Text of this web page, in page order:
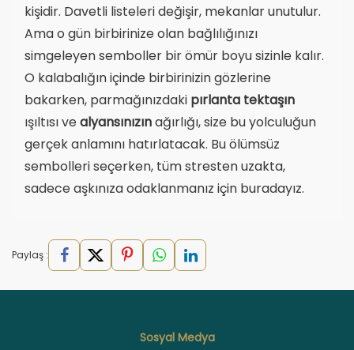
kişidir. Davetli listeleri değişir, mekanlar unutulur.
Ama o gün birbirinize olan bağlılığınızı
simgeleyen semboller bir ömür boyu sizinle kalır.
O kalabalığın içinde birbirinizin gözlerine
bakarken, parmağınızdaki pırlanta tektaşın
ışıltısı vealyansınızınağırlığı, size bu yolculuğun
gerçek anlamını hatırlatacak. Bu ölümsüz
sembolleri seçerken, tüm stresten uzakta,
sadece aşkınıza odaklanmanız için buradayız.
Paylaş :
Sosyal Medya